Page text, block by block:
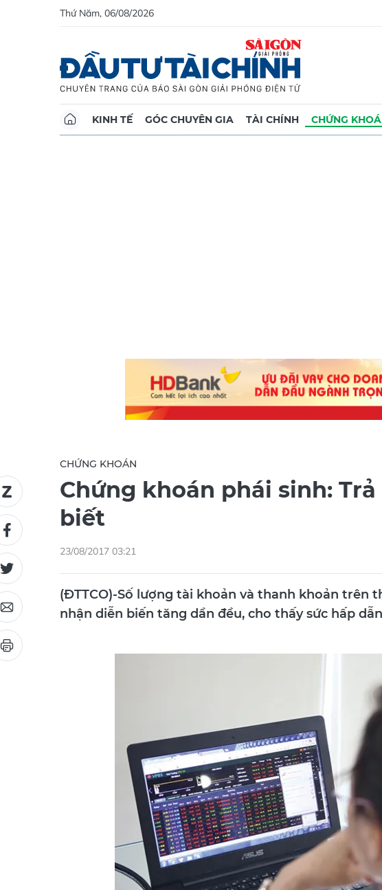
Thứ Năm, 06/08/2026
KINH TẾ GÓC CHUYÊN GIA TÀI CHÍNH CHỨNG
CHỨNG KHOÁN
Chứng khoán phái sinh:
biết
23/08/2017 03:21
(ĐTTCO)-Số lượng tài khoản và thanh khoản trên
nhận diễn biến tăng dần đều, cho thấy sức hấp